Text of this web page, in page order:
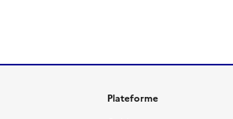
Plateforme